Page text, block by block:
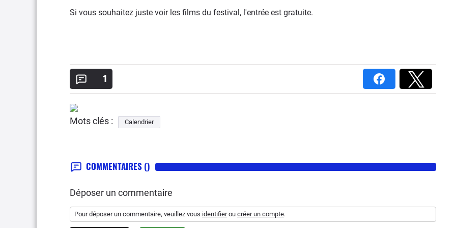
Si vous souhaitez juste voir les films du festival, l'entrée est gratuite.
1
Mots clés : Calendrier
COMMENTAIRES ()
Déposer un commentaire
Pour déposer un commentaire, veuillez vous identifierou créer un compte.